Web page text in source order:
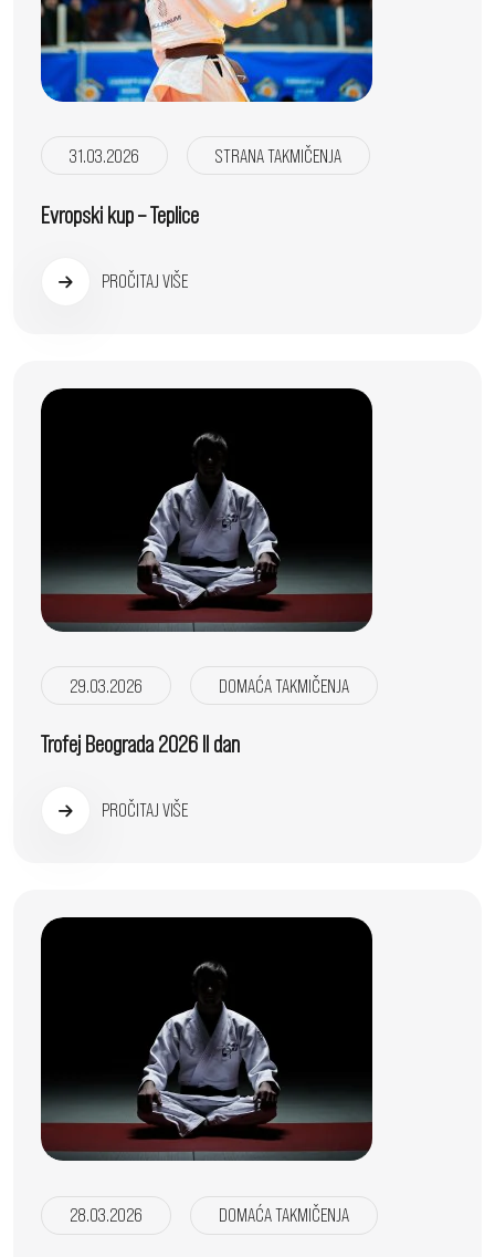
31.03.2026 STRANA TAKMIČENJA
Evropski kup – Teplice
PROČITAJ VIŠE
29.03.2026 DOMAĆA TAKMIČENJA
Trofej Beograda 2026 II dan
PROČITAJ VIŠE
28.03.2026 DOMAĆA TAKMIČENJA